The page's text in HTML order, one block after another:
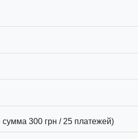
300 грн / 25 платежей)